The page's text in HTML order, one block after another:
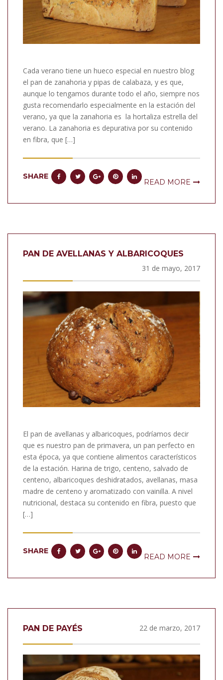
Cada verano tiene un hueco especial en nuestro blog
el pan de zanahoria y pipas de calabaza, y es que,
aunque lo tengamos durante todo el año, siempre nos
gusta recomendarlo especialmente en la estación del
verano, ya que la zanahoria es la hortaliza estrella del
verano. La zanahoria es depurativa por su contenido
en fibra, que […]
SHARE
READ MORE
PAN DE AVELLANAS Y ALBARICOQUES
31 de mayo, 2017
El pan de avellanas y albaricoques, podríamos decir
que es nuestro pan de primavera, un pan perfecto en
esta época, ya que contiene alimentos característicos
de la estación. Harina de trigo, centeno, salvado de
centeno, albaricoques deshidratados, avellanas, masa
madre de centeno y aromatizado con vainilla. A nivel
nutricional, destaca su contenido en fibra, puesto que
[…]
SHARE
READ MORE
PAN DE PAYÉS 22 de marzo, 2017